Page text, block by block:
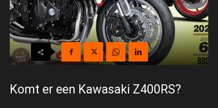
Komt er een Kawasaki Z400RS?